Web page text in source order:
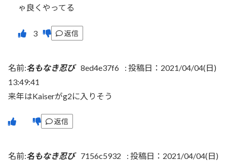
ゃ良くやってる
返信
名前:名もなき忍び 8ed4e37f6 : 投稿日：2021/04/04(日)
13:49:41
来年はKaiserがg2に入りそう
返信
名前:名もなき忍び 7156c5932 : 投稿日：2021/04/04(日)